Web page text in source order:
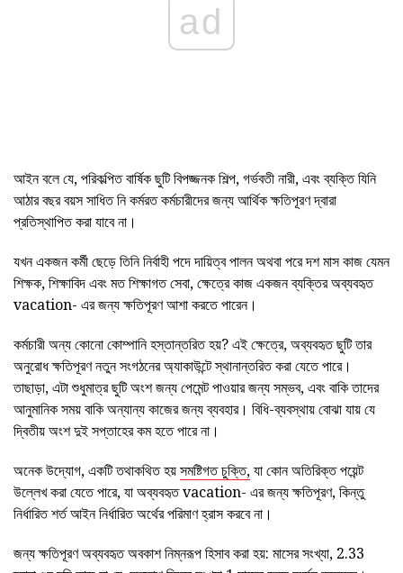
ad
আইন বলে যে, পরিকল্পিত বার্ষিক ছুটি বিপজ্জনক শিল্প, গর্ভবতী নারী, এবং ব্যক্তি যিনি
আঠার বছর বয়স সাধিত নি কর্মরত কর্মচারীদের জন্য আর্থিক ক্ষতিপূরণ দ্বারা
প্রতিস্থাপিত করা যাবে না।
যখন একজন কর্মী ছেড়ে তিনি নির্বাহী পদে দায়িত্ব পালন অথবা পরে দশ মাস কাজ যেমন
শিক্ষক, শিক্ষাবিদ এবং মত শিক্ষাগত সেবা, ক্ষেত্রে কাজ একজন ব্যক্তির অব্যবহৃত
vacation- এর জন্য ক্ষতিপূরণ আশা করতে পারেন।
কর্মচারী অন্য কোনো কোম্পানি হস্তান্তরিত হয়? এই ক্ষেত্রে, অব্যবহৃত ছুটি তার
অনুরোধ ক্ষতিপূরণ নতুন সংগঠনের অ্যাকাউন্টে স্থানান্তরিত করা যেতে পারে।
তাছাড়া, এটা শুধুমাত্র ছুটি অংশ জন্য পেমেন্ট পাওয়ার জন্য সম্ভব, এবং বাকি তাদের
আনুমানিক সময় বাকি অন্যান্য কাজের জন্য ব্যবহার। বিধি-ব্যবস্থায় বোঝা যায় যে
দ্বিতীয় অংশ দুই সপ্তাহের কম হতে পারে না।
অনেক উদ্যোগ, একটি তথাকথিত হয়সমষ্টিগত চুক্তি,যা কোন অতিরিক্ত পয়েন্ট
উল্লেখ করা যেতে পারে, যা অব্যবহৃত vacation- এর জন্য ক্ষতিপূরণ, কিন্তু
নির্ধারিত শর্ত আইন নির্ধারিত অর্থের পরিমাণ হ্রাস করবে না।
জন্য ক্ষতিপূরণ অব্যবহৃত অবকাশ নিম্নরূপ হিসাব করা হয়: মাসের সংখ্যা, 2.33